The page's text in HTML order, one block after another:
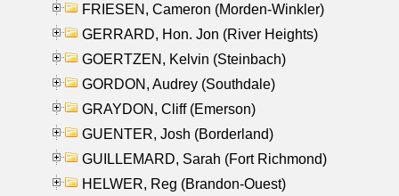
FRIESEN, Cameron (Morden-Winkler)
GERRARD, Hon. Jon (River Heights)
GOERTZEN, Kelvin (Steinbach)
GORDON, Audrey (Southdale)
GRAYDON, Cliff (Emerson)
GUENTER, Josh (Borderland)
GUILLEMARD, Sarah (Fort Richmond)
HELWER, Reg (Brandon-Ouest)